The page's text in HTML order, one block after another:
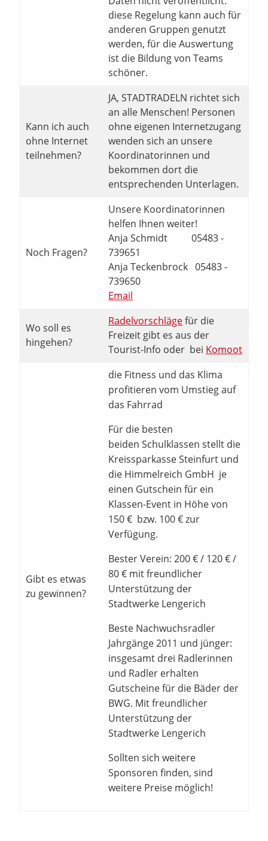
diese Regelung kann auch für
anderen Gruppen genutzt
werden, für die Auswertung
ist die Bildung von Teams
schöner.
Kann ich auch
ohne Internet
teilnehmen?
JA, STADTRADELN richtet sich
an alle Menschen! Personen
ohne eigenen Internetzugang
wenden sich an unsere
Koordinatorinnen und
bekommen dort die
entsprechenden Unterlagen.
Noch Fragen?
Unsere Koordinatorinnen
helfen Ihnen weiter!
Anja Schmidt 05483 -
739651
Anja Teckenbrock 05483 -
739650
Email
Wo soll es
hingehen?
Radelvorschlägefür die
Freizeit gibt es aus der
Tourist-Info oder bei Komoot
Gibt es etwas
zu gewinnen?
die Fitness und das Klima
profitieren vom Umstieg auf
das Fahrrad
Für die besten
beiden Schulklassen stellt die
Kreissparkasse Steinfurt und
die Himmelreich GmbH je
einen Gutschein für ein
Klassen-Event in Höhe von
150 € bzw. 100 € zur
Verfügung.
Bester Verein: 200 € / 120 € /
80 € mit freundlicher
Unterstützung der
Stadtwerke Lengerich
Beste Nachwuchsradler
Jahrgänge 2011 und jünger:
insgesamt drei Radlerinnen
und Radler erhalten
Gutscheine für die Bäder der
BWG. Mit freundlicher
Unterstützung der
Stadtwerke Lengerich
Sollten sich weitere
Sponsoren finden, sind
weitere Preise möglich!